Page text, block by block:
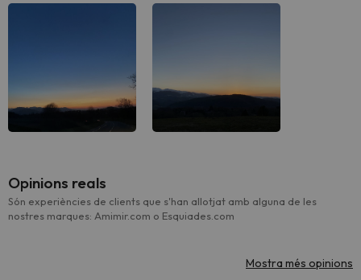
Opinions reals
Són experiències de clients que s'han allotjat amb alguna de les
nostres marques: Amimir.com o Esquiades.com
Mostra més opinions